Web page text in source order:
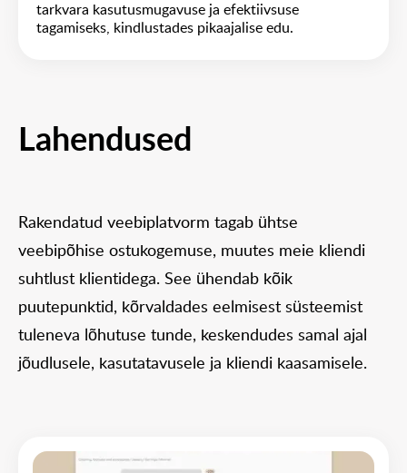
tarkvara kasutusmugavuse ja efektiivsuse
tagamiseks, kindlustades pikaajalise edu.
Lahendused
Rakendatud veebiplatvorm tagab ühtse
veebipõhise ostukogemuse, muutes meie kliendi
suhtlust klientidega. See ühendab kõik
puutepunktid, kõrvaldades eelmisest süsteemist
tuleneva lõhutuse tunde, keskendudes samal ajal
jõudlusele, kasutatavusele ja kliendi kaasamisele.